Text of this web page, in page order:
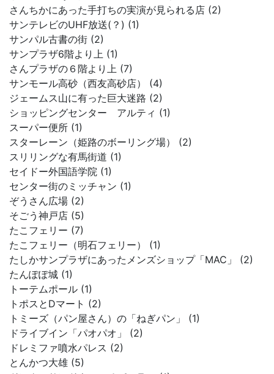
さんちかにあった手打ちの実演が見られる店 (2)
サンテレビのUHF放送(？) (1)
サンパル古書の街 (2)
サンプラザ6階より上 (1)
さんプラザの６階より上 (7)
サンモール高砂（西友高砂店） (4)
ジェームス山に有った巨大迷路 (2)
ショッピングセンター アルティ (1)
スーパー便所 (1)
スターレーン（姫路のボーリング場） (2)
スリリングな有馬街道 (1)
セイドー外国語学院 (1)
センター街のミッチャン (1)
ぞうさん広場 (2)
そごう神戸店 (5)
たこフェリー (7)
たこフェリー（明石フェリー） (1)
たしかサンプラザにあったメンズショップ「MAC」 (2)
たんぽぽ城 (1)
トーテムポール (1)
トポスとDマート (2)
トミーズ（パン屋さん）の「ねぎパン」 (1)
ドライブイン「パオパオ」 (2)
ドレミファ噴水パレス (2)
とんかつ大雄 (5)